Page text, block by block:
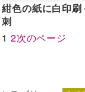
紺色の紙に白印刷
刺
1 2次のページ